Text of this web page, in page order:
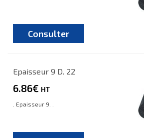
Consulter
Epaisseur 9 D. 22
6.86€ HT
. Epaisseur 9. .